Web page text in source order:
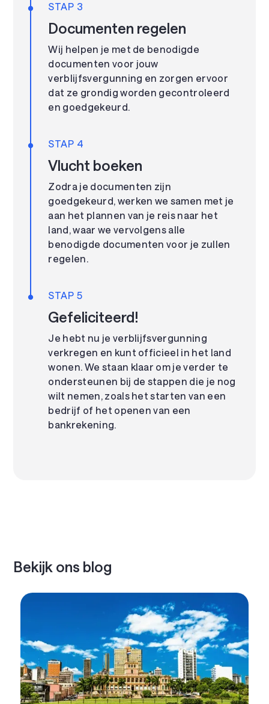
STAP 3
Documenten regelen
Wij helpen je met de benodigde
documenten voor jouw
verblijfsvergunning en zorgen ervoor
dat ze grondig worden gecontroleerd
en goedgekeurd.
STAP 4
Vlucht boeken
Zodra je documenten zijn
goedgekeurd, werken we samen met je
aan het plannen van je reis naar het
land, waar we vervolgens alle
benodigde documenten voor je zullen
regelen.
STAP 5
Gefeliciteerd!
Je hebt nu je verblijfsvergunning
verkregen en kunt officieel in het land
wonen. We staan klaar om je verder te
ondersteunen bij de stappen die je nog
wilt nemen, zoals het starten van een
bedrijf of het openen van een
bankrekening.
Bekijk ons blog